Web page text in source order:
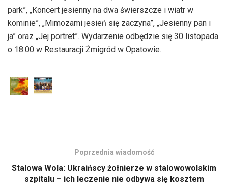
park”, „Koncert jesienny na dwa świerszcze i wiatr w
kominie”, „Mimozami jesień się zaczyna”, „Jesienny pan i
ja” oraz „Jej portret”. Wydarzenie odbędzie się 30 listopada
o 18.00 w Restauracji Żmigród w Opatowie.
Poprzednia wiadomość
Stalowa Wola: Ukraińscy żołnierze w stalowowolskim
szpitalu – ich leczenie nie odbywa się kosztem